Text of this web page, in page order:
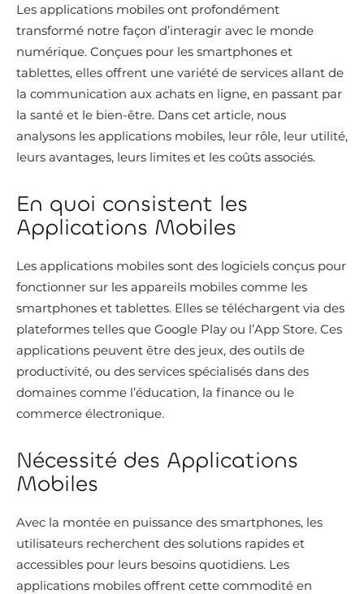
Les applications mobiles ont profondément
transformé notre façon d’interagir avec le monde
numérique. Conçues pour les smartphones et
tablettes, elles offrent une variété de services allant de
la communication aux achats en ligne, en passant par
la santé et le bien-être. Dans cet article, nous
analysons les applications mobiles, leur rôle, leur utilité,
leurs avantages, leurs limites et les coûts associés.
En quoi consistent les
Applications Mobiles
Les applications mobiles sont des logiciels conçus pour
fonctionner sur les appareils mobiles comme les
smartphones et tablettes. Elles se téléchargent via des
plateformes telles que Google Play ou l’App Store. Ces
applications peuvent être des jeux, des outils de
productivité, ou des services spécialisés dans des
domaines comme l’éducation, la finance ou le
commerce électronique.
Nécessité des Applications
Mobiles
Avec la montée en puissance des smartphones, les
utilisateurs recherchent des solutions rapides et
accessibles pour leurs besoins quotidiens. Les
applications mobiles offrent cette commodité en